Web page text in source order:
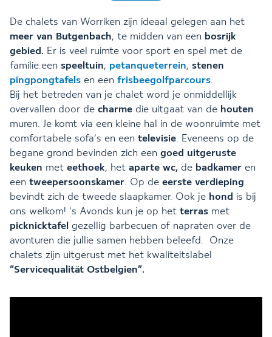
De chalets van Worriken zijn ideaal gelegen aan het
meer van Butgenbach, te midden van een bosrijk
gebied. Er is veel ruimte voor sport en spel met de
familie:een speeltuin, petanqueterrein, stenen
pingpongtafels en een frisbeegolfparcours.
Bij het betreden van je chalet word je onmiddellijk
overvallen door de charme die uitgaat van de houten
muren. Je komt via een kleine hal in de woonruimte met
comfortabele sofa’s en een televisie. Eveneens op de
begane grond bevinden zich een goed uitgeruste
keuken met eethoek, het aparte wc, de badkamer en
een tweepersoonskamer. Op de eerste verdieping
bevindt zich de tweede slaapkamer. Ook je hond is bij
ons welkom! ’s Avonds kun je op het terras met
picknicktafel gezellig barbecuen of napraten over de
avonturen die jullie samen hebben beleefd. Onze
chalets zijn uitgerust met het kwaliteitslabel
“Servicequalität Ostbelgien”.